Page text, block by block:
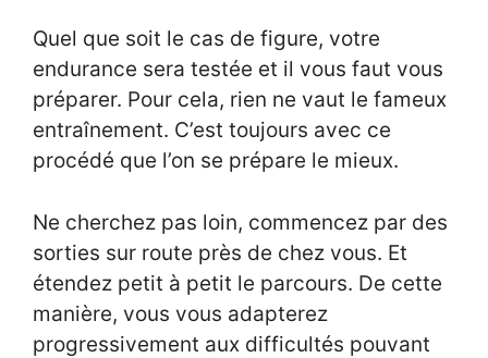
Quel que soit le cas de figure, votre
endurance sera testée et il vous faut vous
préparer. Pour cela, rien ne vaut le fameux
entraînement. C’est toujours avec ce
procédé que l’on se prépare le mieux.
Ne cherchez pas loin, commencez par des
sorties sur route près de chez vous. Et
étendez petit à petit le parcours. De cette
manière, vous vous adapterez
progressivement aux difficultés pouvant